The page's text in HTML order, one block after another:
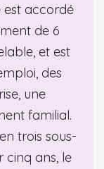
est accordé
de 6
et est
des
une
familial.
trois sous-
cinq ans, le